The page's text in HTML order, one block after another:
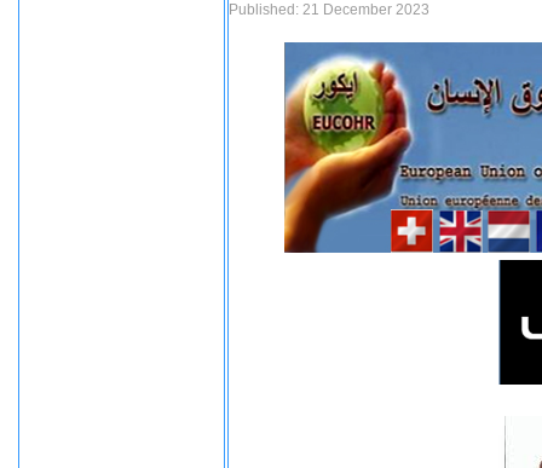
Published: 21 December 2023